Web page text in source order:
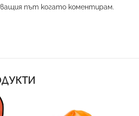
път когато коментирам.